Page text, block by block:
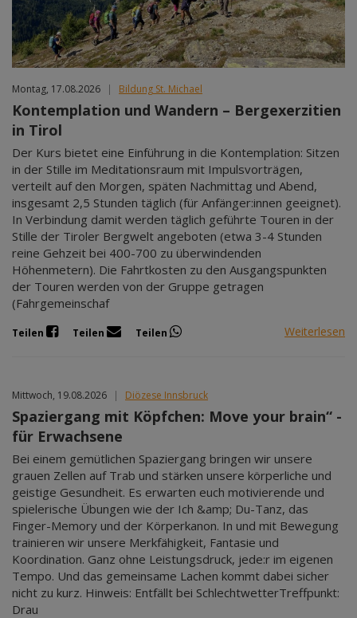
Montag, 17.08.2026 | Bildung St. Michael
Kontemplation und Wandern – Bergexerzitien
in Tirol
Der Kurs bietet eine Einführung in die Kontemplation: Sitzen
in der Stille im Meditationsraum mit Impulsvorträgen,
verteilt auf den Morgen, späten Nachmittag und Abend,
insgesamt 2,5 Stunden täglich (für Anfänger:innen geeignet).
In Verbindung damit werden täglich geführte Touren in der
Stille der Tiroler Bergwelt angeboten (etwa 3-4 Stunden
reine Gehzeit bei 400-700 zu überwindenden
Höhenmetern). Die Fahrtkosten zu den Ausgangspunkten
der Touren werden von der Gruppe getragen
(Fahrgemeinschaf
Teilen Teilen Teilen Weiterlesen
Mittwoch, 19.08.2026 | Diözese Innsbruck
Spaziergang mit Köpfchen: Move your brain“ -
für Erwachsene
Bei einem gemütlichen Spaziergang bringen wir unsere
grauen Zellen auf Trab und stärken unsere körperliche und
geistige Gesundheit. Es erwarten euch motivierende und
spielerische Übungen wie der Ich &amp; Du-Tanz, das
Finger-Memory und der Körperkanon. In und mit Bewegung
trainieren wir unsere Merkfähigkeit, Fantasie und
Koordination. Ganz ohne Leistungsdruck, jede:r im eigenen
Tempo. Und das gemeinsame Lachen kommt dabei sicher
nicht zu kurz. Hinweis: Entfällt bei SchlechtwetterTreffpunkt:
Drau